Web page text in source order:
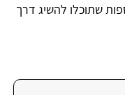
שתוכלו להשיג דרך